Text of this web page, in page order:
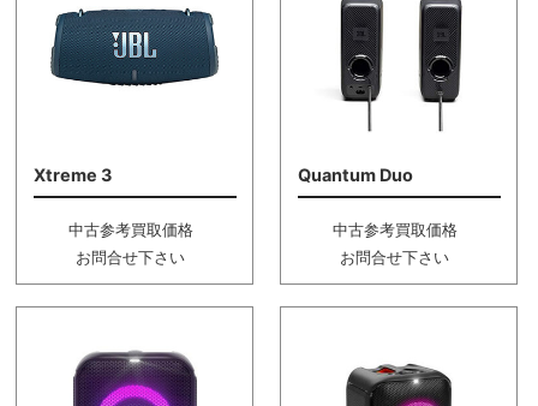
Xtreme 3
中古参考買取価格
お問合せ下さい
Quantum Duo
中古参考買取価格
お問合せ下さい